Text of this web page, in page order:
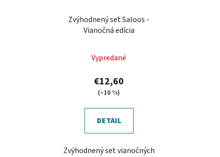
Zvýhodnený set Saloos -
Vianočná edícia
Vypredané
€12,60
(–10 %)
DETAIL
Zvýhodnený set vianočných